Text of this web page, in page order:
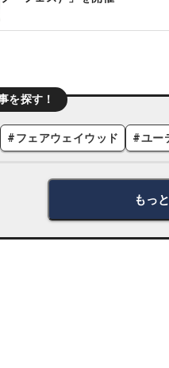
を探す！
#フェアウェイウッド #ユー
もっ